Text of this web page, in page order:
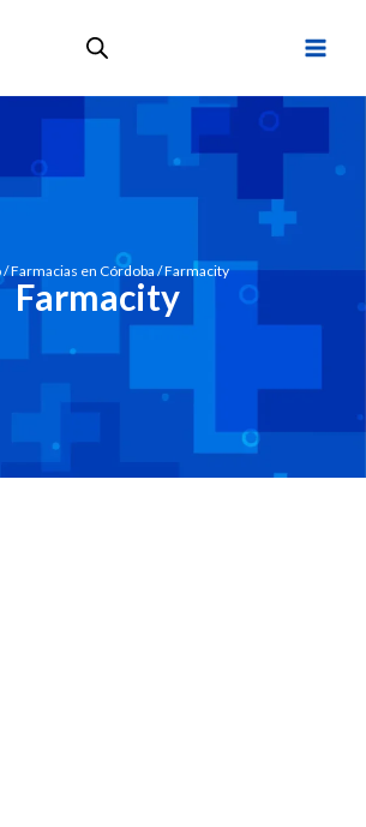
/Farmacias en Córdoba / Farmacity
Farmacity